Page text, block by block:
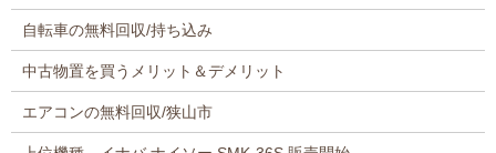
自転車の無料回収/持ち込み
中古物置を買うメリット＆デメリット
エアコンの無料回収/狭山市